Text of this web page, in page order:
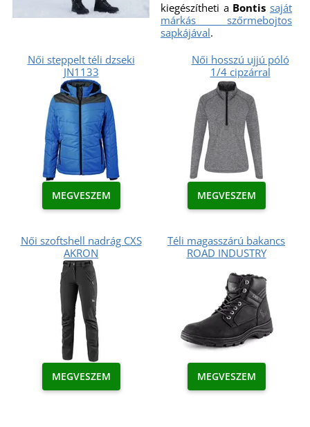
kiegészítheti a Bontis saját
márkás szőrmebojtos
sapkájával.
Női steppelt téli dzseki
JN1133
MEGVESZEM
Női hosszú ujjú póló
1/4 cipzárral
MEGVESZEM
Női szoftshell nadrág CXS
AKRON
MEGVESZEM
Téli magasszárú bakancs
ROAD INDUSTRY
MEGVESZEM